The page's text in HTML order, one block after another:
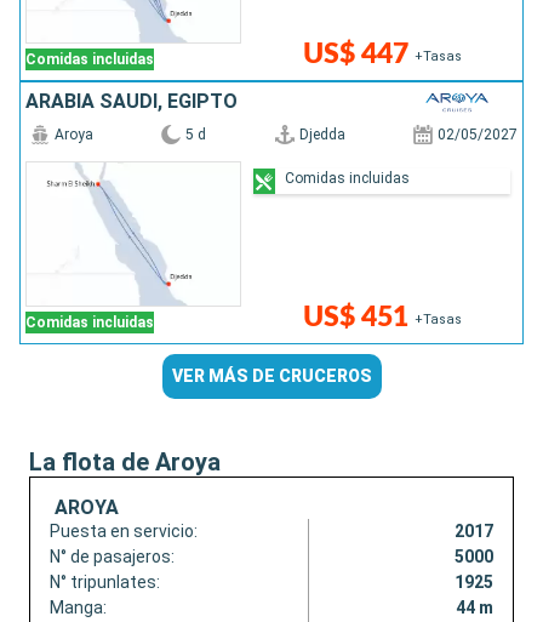
Comidas incluidas US$ 447 +Tasas
ARABIA SAUDÍ, EGIPTO
Comidas incluidas
Aroya 5 d Djedda 02/05/2027
US$ 451 +Tasas
Comidas incluidas
VER MÁS DE CRUCEROS
La flota de Aroya
AROYA
Puesta en servicio:
2017
N° de pasajeros:
5000
N° tripunlates:
1925
Manga:
44 m